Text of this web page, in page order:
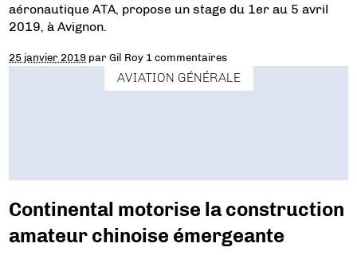
aéronautique ATA, propose un stage du 1er au 5 avril
2019, à Avignon.
25 janvier 2019 parGil Roy 1 commentaires
AVIATION GÉNÉRALE
Continental motorise la construction
amateur chinoise émergeante